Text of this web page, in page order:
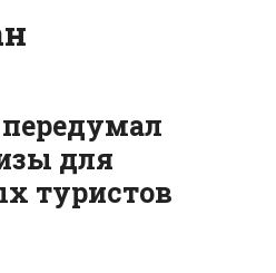
для
туристов